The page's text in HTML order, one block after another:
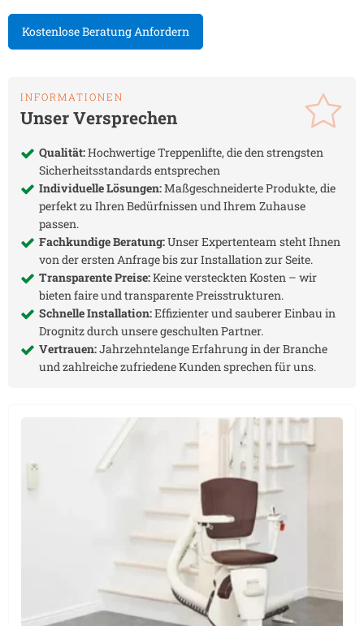
Kostenlose Beratung Anfordern
INFORMATIONEN
Unser Versprechen
Qualität:Hochwertige Treppenlifte, die den strengsten
Sicherheitsstandards entsprechen
Individuelle Lösungen:Maßgeschneiderte Produkte, die
perfekt zu Ihren Bedürfnissen und Ihrem Zuhause
passen.
Fachkundige Beratung:Unser Expertenteam steht Ihnen
von der ersten Anfrage bis zur Installation zur Seite.
Transparente Preise:Keine versteckten Kosten – wir
bieten faire und transparente Preisstrukturen.
Schnelle Installation:Effizienter und sauberer Einbau in
Drognitzdurch unsere geschulten Partner.
Vertrauen:Jahrzehntelange Erfahrung in der Branche
und zahlreiche zufriedene Kunden sprechen für uns.